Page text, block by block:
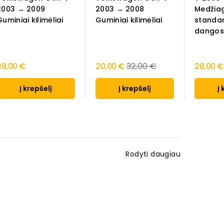
→ 2009
kilimėliai
€
Į krepšelį
2003 → 2008
Guminiai kilimėliai
20,00 €Regular
price
32,00 €
Į krepšelį
28,00 €
Į
Rodyti daugiau